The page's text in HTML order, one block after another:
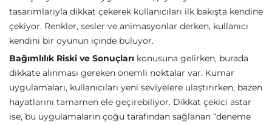
tasarımlarıyla dikkat çekerek kullanıcıları ilk bakışta kendine
çekiyor. Renkler, sesler ve animasyonlar derken, kullanıcı
kendini bir oyunun içinde buluyor.
Bağımlılık Riski ve Sonuçları konusuna gelirken, burada
dikkate alınması gereken önemli noktalar var. Kumar
uygulamaları, kullanıcıları yeni seviyelere ulaştırırken, bazen
hayatlarını tamamen ele geçirebiliyor. Dikkat çekici astar
ise, bu uygulamaların çoğu tarafından sağlanan “deneme